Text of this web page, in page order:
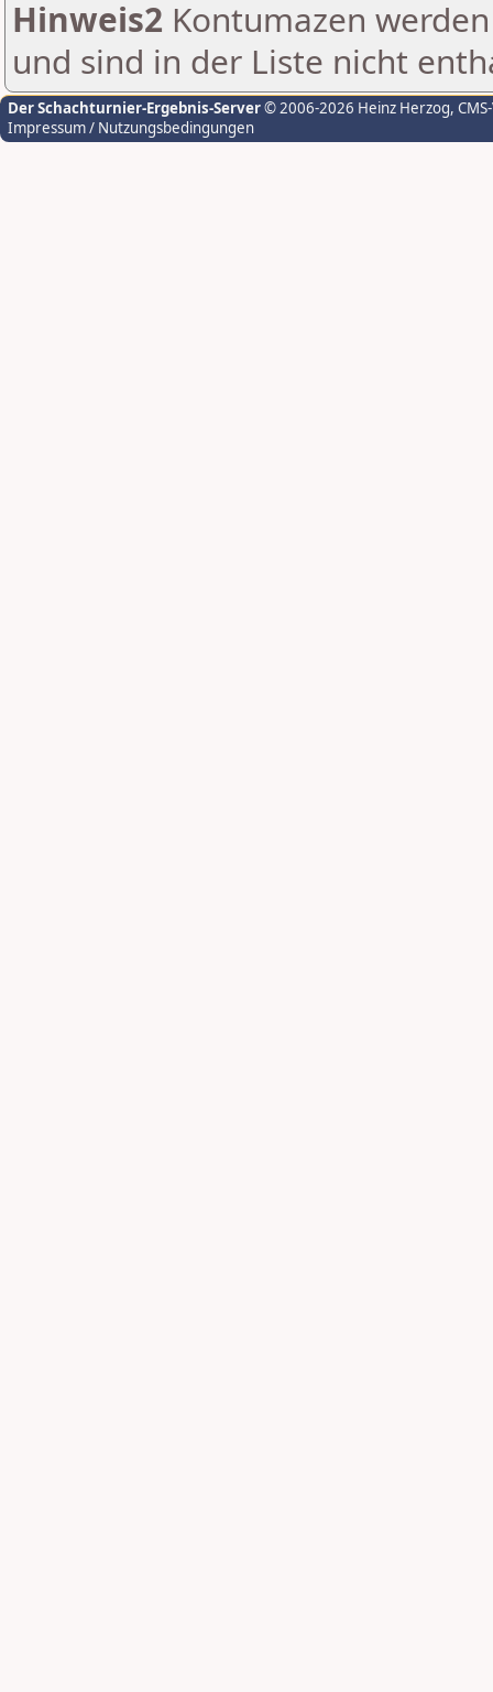
Hinweis2 Kontumazen
und sind in der Liste nicht
Der Schachturnier-Ergebnis-Server© 2006-2026 Heinz Herzog,
Impressum / Nutzungsbedingungen